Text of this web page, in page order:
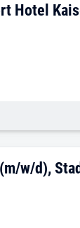
w/d),
Hotel
IT-
w/d),